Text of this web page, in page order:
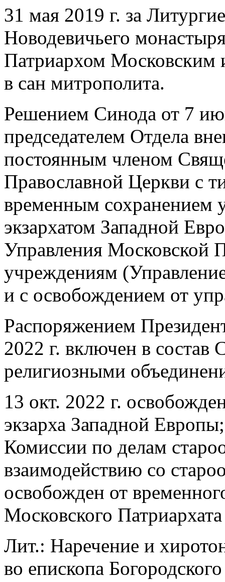
31 мая 2019 г. за
Новодевичьего
Патриархом Московским
в сан митрополита.
Решением Синода от 7
председателем Отдела
постоянным членом
Православной Церкви с
временным сохранением
экзархатом Западной
Управления Московской
учреждениям
и с освобождением от
Распоряжением
2022 г. включен в состав
религиозными
13 окт. 2022 г.
экзарха Западной
Комиссии по делам
взаимодействию со
освобожден от
Московского
Лит.: Наречение и
во епископа